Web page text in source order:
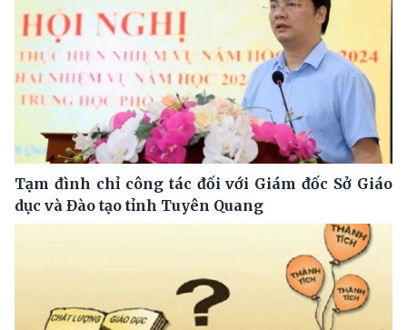
Tạm đình chỉ công tác đối với Giám đốc Sở Giáo
dục và Đào tạo tỉnh Tuyên Quang